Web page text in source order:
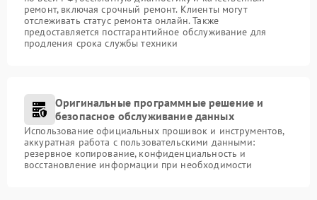
ремонт, включая срочный ремонт. Клиенты могут
отслеживать статус ремонта онлайн. Также
предоставляется постгарантийное обслуживание для
продления срока службы техники
Оригинальные программные решение и
безопасное обслуживание данных
Использование официальных прошивок и инструментов,
аккуратная работа с пользовательскими данными:
резервное копирование, конфиденциальность и
восстановление информации при необходимости